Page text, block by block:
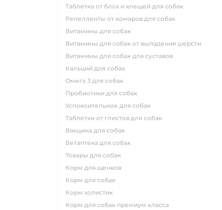
таблетка от блох и клещей для собак
репелленты от комаров для собак
витамины для собак
витамины для собак от выпадения шерсти
витамины для собак для суставов
кальций для собак
омега 3 для собак
пробиотики для собак
успокоительное для собак
таблетки от глистов для собак
вакцина для собак
ветаптека для собак
товары для собак
корм для щенков
корм для собак
корм холистик
корм для собак премиум класса